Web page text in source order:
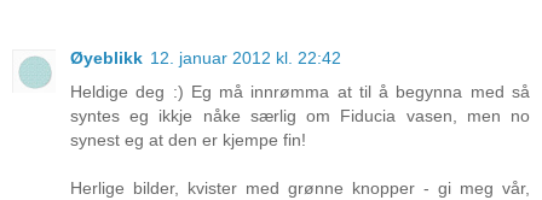
Øyeblikk 12. januar 2012 kl. 22:42
Heldige deg :) Eg må innrømma at til å begynna med så
syntes eg ikkje nåke særlig om Fiducia vasen, men no
synest eg at den er kjempe fin!
Herlige bilder, kvister med grønne knopper - gi meg vår,